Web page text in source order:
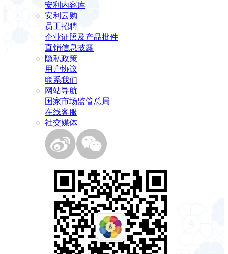
安利内容库
安利云购
员工招聘
企业证照及产品批件
直销信息披露
隐私政策
用户协议
联系我们
网站导航
国家市场监管总局
在线客服
社交媒体